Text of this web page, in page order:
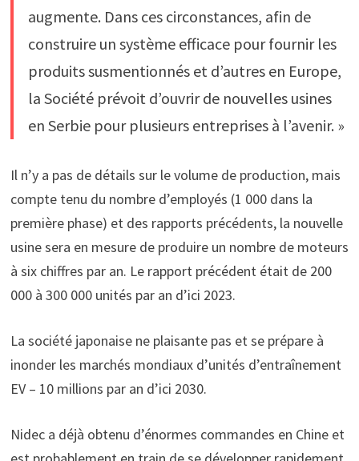
augmente. Dans ces circonstances, afin de
construire un système efficace pour fournir les
produits susmentionnés et d’autres en Europe,
la Société prévoit d’ouvrir de nouvelles usines
en Serbie pour plusieurs entreprises à l’avenir. »
Il n’y a pas de détails sur le volume de production, mais
compte tenu du nombre d’employés (1 000 dans la
première phase) et des rapports précédents, la nouvelle
usine sera en mesure de produire un nombre de moteurs
à six chiffres par an. Le rapport précédent était de 200
000 à 300 000 unités par an d’ici 2023.
La société japonaise ne plaisante pas et se prépare à
inonder les marchés mondiaux d’unités d’entraînement
EV – 10 millions par an d’ici 2030.
Nidec a déjà obtenu d’énormes commandes en Chine et